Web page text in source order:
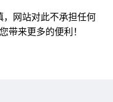
网站对此不承担任何
带来更多的便利！